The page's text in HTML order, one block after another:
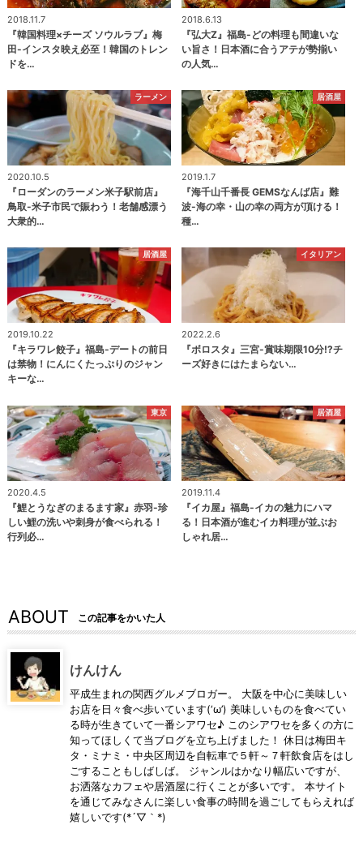
2018.11.7
『韓国料理×チーズ ソウルラブ』梅
田-インスタ映え必至！韓国のトレン
ドを…
2018.6.13
『弘大Z』福島-どの料理も間違いな
い旨さ！日本酒に合うアテが勢揃い
の人気…
ラーメン
2020.10.5
『ローダンのラーメン米子駅前店』
鳥取-米子市民で賑わう！老舗感漂う
大衆的…
居酒屋
2019.1.7
『海千山千番長 GEMSなんば店』難
波-海の幸・山の幸の両方が頂ける！
種…
居酒屋
2019.10.22
『キラワレ餃子』福島-デートの前日
は禁物！にんにくたっぷりのジャン
キーな…
イタリアン
2022.2.6
『ボロスタ』三宮-賞味期限10分⁉チ
ーズ好きにはたまらない…
東京
2020.4.5
『鯉とうなぎのまるます家』赤羽-珍
しい鯉の洗いや刺身が食べられる！
行列必…
居酒屋
2019.11.4
『イカ屋』福島-イカの魅力にハマ
る！日本酒が進むイカ料理が並ぶお
しゃれ居…
ABOUT この記事をかいた人
けんけん
平成生まれの関西グルメブロガー。 大阪を中心に美味しい
お店を日々食べ歩いています(‘ω’) 美味しいものを食べてい
る時が生きていて一番シアワセ♪ このシアワセを多くの方に
知ってほしくて当ブログを立ち上げました！ 休日は梅田キ
タ・ミナミ・中央区周辺を自転車で５軒～７軒飲食店をはし
ごすることもしばしば。 ジャンルはかなり幅広いですが、
お洒落なカフェや居酒屋に行くことが多いです。 本サイト
を通じてみなさんに楽しい食事の時間を過ごしてもらえれば
嬉しいです(*´▽｀*)